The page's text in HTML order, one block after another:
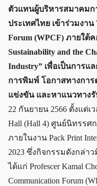
ตัวแทนผู้บริหารสมาคม
ประเทศไทย เข้าร่วมงาน
Forum (WPCF) ภายใต้
Sustainability and the
Industry” เพื่อเป็นการ
การพิมพ์ โอกาสทางกา
แข่งขัน และหาแนวทาง
22 กันยายน 2566 ตั้งแต่เ
Hall (Hall 4) ศูนย์นิทรรศ
ภายในงาน Pack Print
2023 ซึ่งกิจกรรมดังกล่า
ได้แก่ Profescer Kamal
Communication Forum